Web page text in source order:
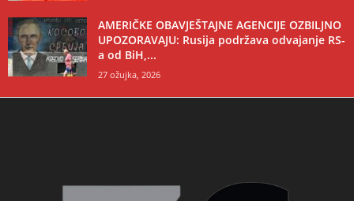
AMERIČKE OBAVJEŠTAJNE AGENCIJE OZBILJNO
UPOZORAVAJU: Rusija podržava odvajanje RS-
a od BiH,...
27 ožujka, 2026